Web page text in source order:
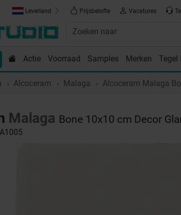
Leverland Prijsbelofte Vacatures
Actie Voorraad Samples Merken Tegel
Tips en Inspiratie Showroom
Alcoceram Malaga Alcoceram Malaga
Malaga Bone 10x10 cm Decor